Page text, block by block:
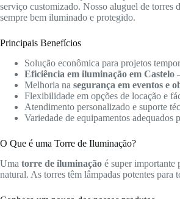
serviço customizado. Nosso aluguel de torres
sempre bem iluminado e protegido.
Principais Benefícios
Solução econômica para projetos
Eficiência em iluminação em Castelo
Melhoria na segurança em eventos e
Flexibilidade em opções de locação e
Atendimento personalizado e suporte
Variedade de equipamentos adequados
O Que é uma Torre de Iluminação?
Uma torre de iluminação é super importante
natural. As torres têm lâmpadas potentes para